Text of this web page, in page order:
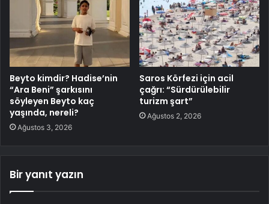
Beyto kimdir? Hadise’nin
“Ara Beni” şarkısını
söyleyen Beyto kaç
yaşında, nereli?
Ağustos 3, 2026
Saros Körfezi için acil
çağrı: “Sürdürülebilir
turizm şart”
Ağustos 2, 2026
Bir yanıt yazın